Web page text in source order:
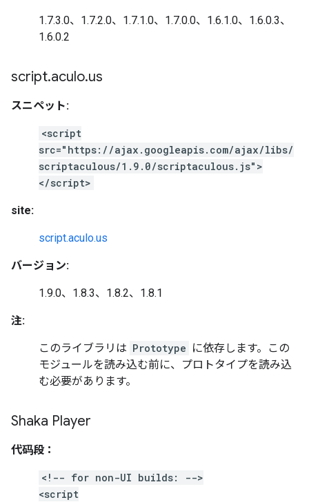
1.7.3.0、1.7.2.0、1.7.1.0、1.7.0.0、1.6.1.0、1.6.0.3、
1.6.0.2
script.aculo.us
スニペット:
<script
src="https://ajax.googleapis.com/ajax/libs/
scriptaculous/1.9.0/scriptaculous.js">
</script>
site:
script.aculo.us
バージョン:
1.9.0、1.8.3、1.8.2、1.8.1
注:
このライブラリは Prototype に依存します。この
モジュールを読み込む前に、プロトタイプを読み込
む必要があります。
Shaka Player
代码段：
<!-- for non-UI builds: -->
<script